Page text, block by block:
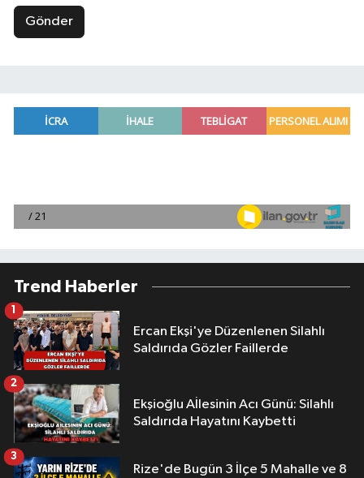
Gönder
Trend Haberler
Ercan Ekşi'ye Düzenlenen Silahlı
Saldırıda Gözler Faillerde
1
Ekşioğlu Aİlesinin Acı Günü: Silahlı
Saldırıda Hayatını Kaybetti
2
Rize'de Bugün 3 İlçe 5 Mahalle ve 8
3